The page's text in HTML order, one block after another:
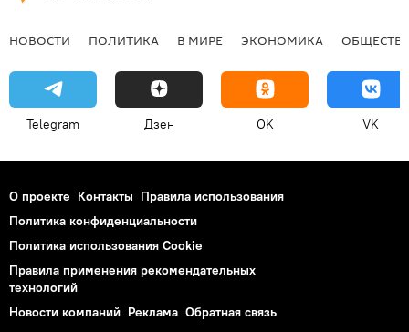
НОВОСТИ ПОЛИТИКА В МИРЕ ЭКОНОМИКА
Telegram Дзен OK VK
О проекте Контакты Правила использования
Политика конфиденциальности
Политика использования Cookie
Правила применения рекомендательных
технологий
Новости компаний Реклама Обратная связь